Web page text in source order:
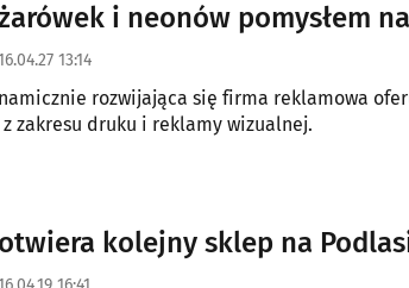
i neonów pomysłem
13:14
rozwijająca się firma reklamowa
zakresu druku i reklamy wizualnej.
kolejny sklep na